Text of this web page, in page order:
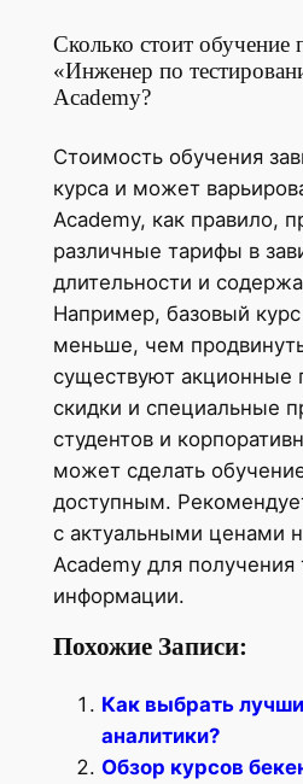
Сколько стоит обучение
«Инженер по
Academy?
Стоимость обучения
курса и может
Academy, как правило,
различные тарифы в
длительности и
Например, базовый
меньше, чем
существуют акционные
скидки и специальные
студентов и
может сделать
доступным.
с актуальными ценами
Academy для получения
информации.
Похожие Записи:
Как выбрать
аналитики?
Обзор курсов